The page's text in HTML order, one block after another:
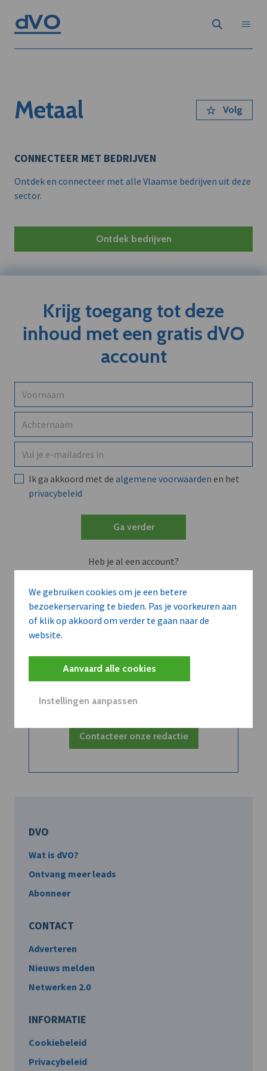
We gebruiken cookies om je een betere
bezoekerservaring te bieden. Pas je voorkeuren aan
of klik op akkoord om verder te gaan naar de
website.
Aanvaard alle cookies
Instellingen aanpassen
Metaal Volg
CONNECTEER MET BEDRIJVEN
Ontdek en connecteer met alle Vlaamse bedrijven uit deze
sector.
Ontdek bedrijven
Krijg toegang tot deze
inhoud met een gratis dVO
account
Ik ga akkoord met de algemene voorwaarden en het
privacybeleid
Ga verder
Heb je al een account?
Belangrijk nieuws
te delen?
Contacteer onze redactie
DVO
Wat is dVO?
Ontvang meer leads
Abonneer
CONTACT
Adverteren
Nieuws melden
Netwerken 2.0
INFORMATIE
Cookiebeleid
Privacybeleid